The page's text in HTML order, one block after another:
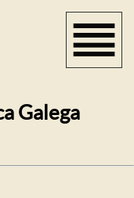
Galega